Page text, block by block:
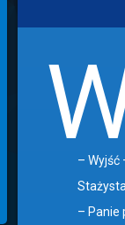
– Wyjść –
Stażysta
– Panie